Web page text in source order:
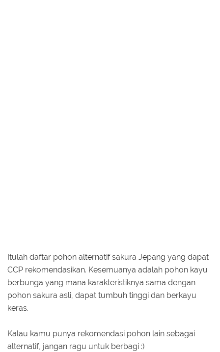
Itulah daftar pohon alternatif sakura Jepang yang dapat
CCP rekomendasikan. Kesemuanya adalah pohon kayu
berbunga yang mana karakteristiknya sama dengan
pohon sakura asli, dapat tumbuh tinggi dan berkayu
keras.
Kalau kamu punya rekomendasi pohon lain sebagai
alternatif, jangan ragu untuk berbagi :)